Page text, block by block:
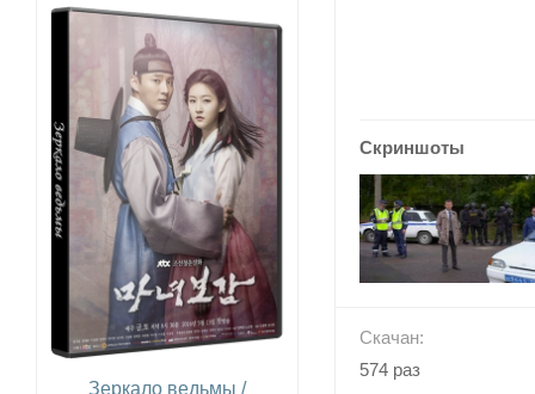
Скриншоты
Скачан:
574 раз
Зеркало ведьмы /